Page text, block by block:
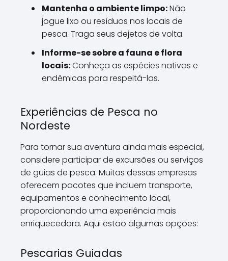
Mantenha o ambiente limpo:Não
jogue lixo ou resíduos nos locais de
pesca. Traga seus dejetos de volta.
Informe-se sobre a fauna e flora
locais:Conheça as espécies nativas e
endêmicas para respeitá-las.
Experiências de Pesca no
Nordeste
Para tornar sua aventura ainda mais especial,
considere participar de excursões ou serviços
de guias de pesca. Muitas dessas empresas
oferecem pacotes que incluem transporte,
equipamentos e conhecimento local,
proporcionando uma experiência mais
enriquecedora. Aqui estão algumas opções:
Pescarias Guiadas